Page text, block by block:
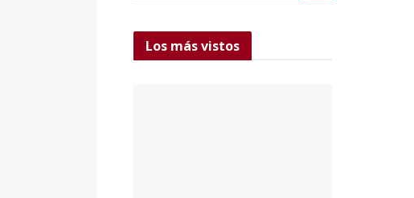
Los más vistos